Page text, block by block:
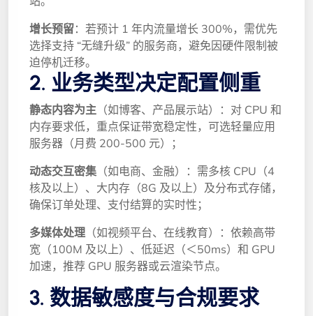
增长预留：若预计 1 年内流量增长 300%，需优先
选择支持 “无缝升级” 的服务商，避免因硬件限制被
迫停机迁移。
2. 业务类型决定配置侧重
静态内容为主 （如博客、产品展示站）：对 CPU 和
内存要求低，重点保证带宽稳定性，可选轻量应用
服务器（月费 200-500 元）；
动态交互密集 （如电商、金融）：需多核 CPU（4
核及以上）、大内存（8G 及以上）及分布式存储，
确保订单处理、支付结算的实时性；
多媒体处理 （如视频平台、在线教育）：依赖高带
宽（100M 及以上）、低延迟（＜50ms）和 GPU
加速，推荐 GPU 服务器或云渲染节点。
3. 数据敏感度与合规要求